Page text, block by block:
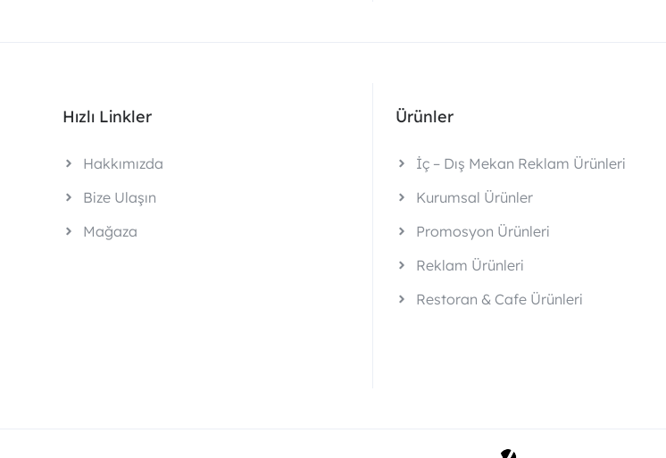
Hızlı Linkler
Hakkımızda
Bize Ulaşın
Mağaza
Ürünler
İç – Dış Mekan Reklam Ürünleri
Kurumsal Ürünler
Promosyon Ürünleri
Reklam Ürünleri
Restoran & Cafe Ürünleri